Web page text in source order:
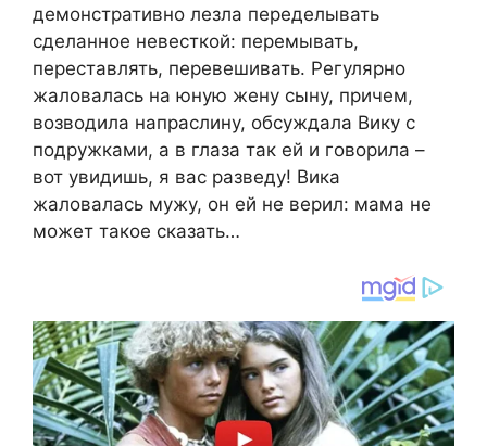
демонстративно лезла переделывать
сделанное невесткой: перемывать,
переставлять, перевешивать. Регулярно
жаловалась на юную жену сыну, причем,
возводила напраслину, обсуждала Вику с
подружками, а в глаза так ей и говорила –
вот увидишь, я вас разведу! Вика
жаловалась мужу, он ей не верил: мама не
может такое сказать…